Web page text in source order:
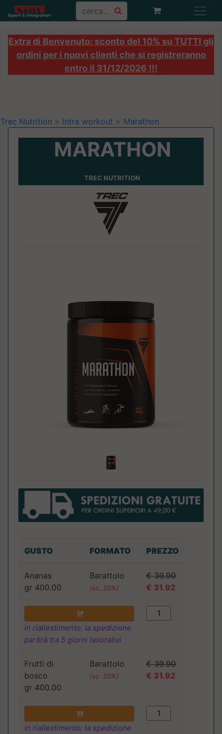
Extra di Benvenuto: sconto del 10% su TUTTI gli
ordini per i nuovi clienti che si registreranno
entro il 31/12/2026 !!!
Trec Nutrition > Intra workout > Marathon
MARATHON
TREC NUTRITION
GUSTO FORMATO PREZZO
Ananas
gr 400.00
Barattolo
(sc. 20%)
€ 39.90
€ 31.92
in riallestimento: la spedizione
partirà tra 5 giorni lavorativi
Frutti di
bosco
gr 400.00
Barattolo
(sc. 20%)
€ 39.90
€ 31.92
in riallestimento: la spedizione